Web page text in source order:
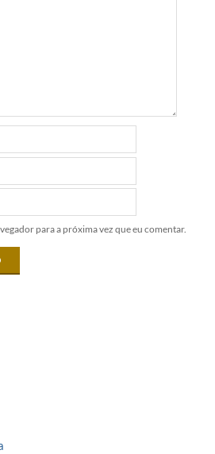
para a próxima vez que eu comentar.